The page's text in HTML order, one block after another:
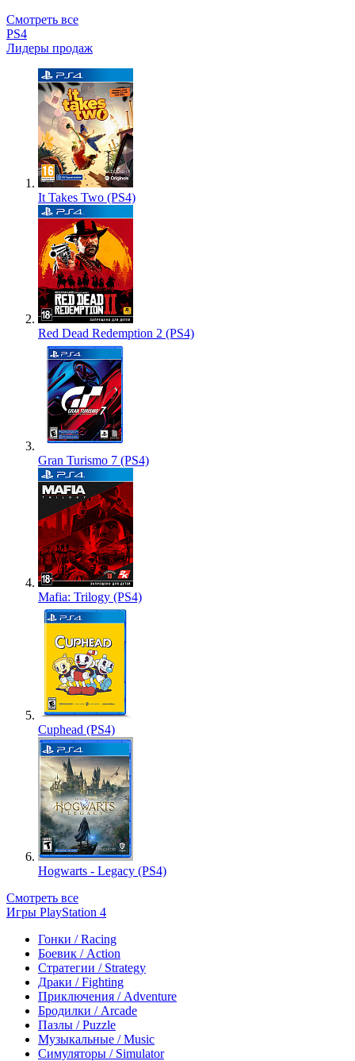
Смотреть все
PS4
Лидеры продаж
It Takes Two (PS4)
Red Dead Redemption 2 (PS4)
Gran Turismo 7 (PS4)
Mafia: Trilogy (PS4)
Cuphead (PS4)
Hogwarts - Legacy (PS4)
Смотреть все
Игры PlayStation 4
Гонки / Racing
Боевик / Action
Стратегии / Strategy
Драки / Fighting
Приключения / Adventure
Бродилки / Arcade
Пазлы / Puzzle
Музыкальные / Music
Симуляторы / Simulator